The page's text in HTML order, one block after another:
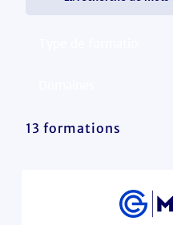
13 formations